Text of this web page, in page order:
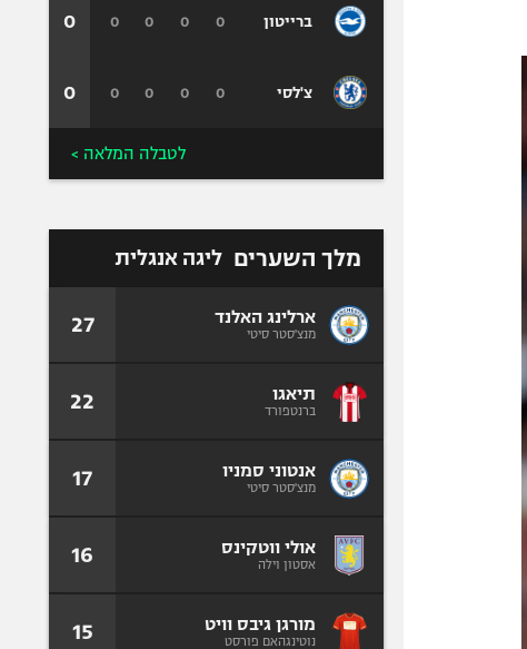
ברייטון
צ'לסי
0
0
0
0
0
0
0
0
0
0
לטבלה המלאה >
מלך השערים ליגה אנגלית
ארלינג האלנד
מנצ'סטר סיטי 27
תיאגו
ברנטפורד 22
אנטוני סמניו
מנצ'סטר סיטי 17
אולי ווטקינס
אסטון וילה 16
מורגן גיבס וויט
נוטינגהאם פורסט 15